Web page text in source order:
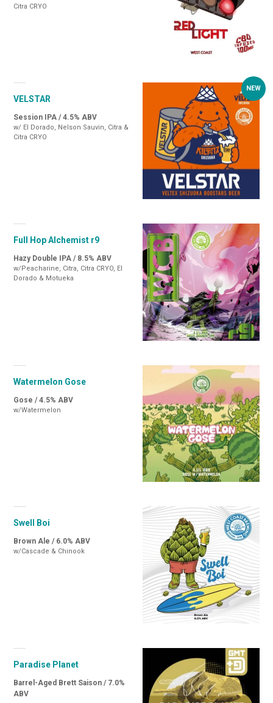
Citra CRYO
VELSTAR
Session IPA / 4.5% ABV
w/ El Dorado, Nelson Sauvin, Citra &
Citra CRYO
Full Hop Alchemist r9
Hazy Double IPA / 8.5% ABV
w/Peacharine, Citra, Citra CRYO, El
Dorado & Motueka
Watermelon Gose
Gose / 4.5% ABV
w/Watermelon
Swell Boi
Brown Ale / 6.0% ABV
w/Cascade & Chinook
Paradise Planet
Barrel-Aged Brett Saison / 7.0%
ABV